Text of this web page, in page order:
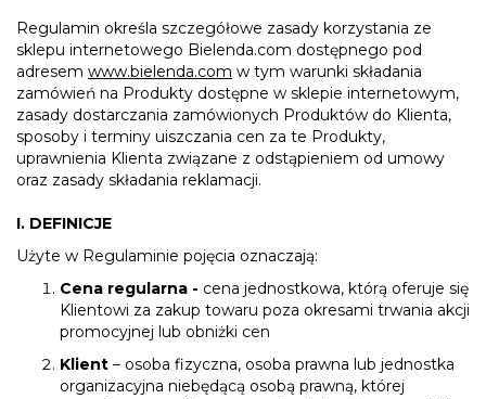
Regulamin określa szczegółowe zasady korzystania ze
sklepu internetowego Bielenda.com dostępnego pod
adresem www.bielenda.com w tym warunki składania
zamówień na Produkty dostępne w sklepie internetowym,
zasady dostarczania zamówionych Produktów do Klienta,
sposoby i terminy uiszczania cen za te Produkty,
uprawnienia Klienta związane z odstąpieniem od umowy
oraz zasady składania reklamacji.
I. DEFINICJE
Użyte w Regulaminie pojęcia oznaczają:
Cena regularna - cena jednostkowa, którą oferuje się
Klientowi za zakup towaru poza okresami trwania akcji
promocyjnej lub obniżki cen
Klient – osoba fizyczna, osoba prawna lub jednostka
organizacyjna niebędącą osobą prawną, której